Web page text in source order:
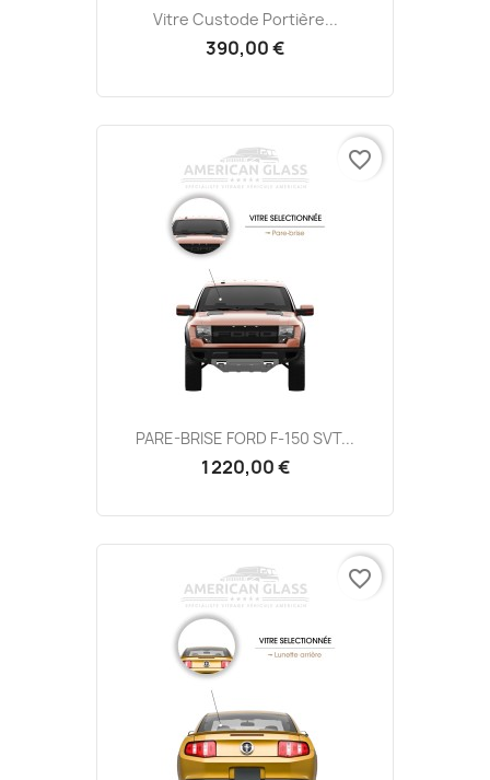
Vitre Custode Portière...
390,00 €
PARE-BRISE FORD F-150 SVT...
1 220,00 €
favorite_border
favorite_border